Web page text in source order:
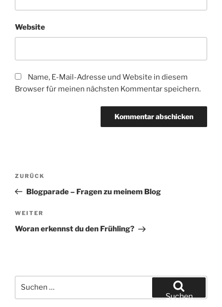
Website
Name, E-Mail-Adresse und Website in diesem
Browser für meinen nächsten Kommentar speichern.
Beitragsnavigation
Vorheriger
Beitrag
ZURÜCK
Blogparade – Fragen zu meinem Blog
Nächster
Beitrag
WEITER
Woran erkennst du den Frühling?
nach:
Suchen